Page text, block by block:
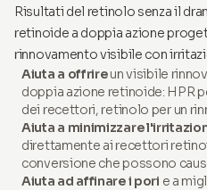
Risultati del retinolo senza il
retinoide a doppia azione
rinnovamento visibile con
Aiuta a offrireun visibile
doppia azione retinoide: HPR
dei recettori, retinolo per un
Aiuta a minimizzare
direttamente ai recettori
conversione che possono
Aiuta ad affinare i pori e a